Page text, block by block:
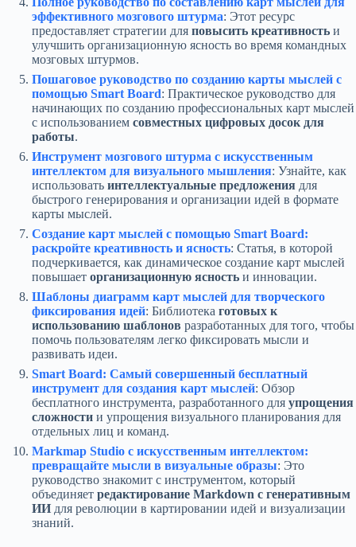
эффективного мозгового штурма: Этот ресурс
предоставляет стратегии для повысить креативность и
улучшить организационную ясность во время командных
мозговых штурмов.
Пошаговое руководство по созданию карты мыслей с
помощью Smart Board: Практическое руководство для
начинающих по созданию профессиональных карт мыслей
с использованием совместных цифровых досок для
работы.
Инструмент мозгового штурма с искусственным
интеллектом для визуального мышления: Узнайте, как
использовать интеллектуальные предложения для
быстрого генерирования и организации идей в формате
карты мыслей.
Создание карт мыслей с помощью Smart Board:
раскройте креативность и ясность: Статья, в которой
подчеркивается, как динамическое создание карт мыслей
повышает организационную ясность и инновации.
Шаблоны диаграмм карт мыслей для творческого
фиксирования идей: Библиотека готовых к
использованию шаблонов разработанных для того, чтобы
помочь пользователям легко фиксировать мысли и
развивать идеи.
Smart Board: Самый совершенный бесплатный
инструмент для создания карт мыслей: Обзор
бесплатного инструмента, разработанного для упрощения
сложности и упрощения визуального планирования для
отдельных лиц и команд.
Markmap Studio с искусственным интеллектом:
превращайте мысли в визуальные образы: Это
руководство знакомит с инструментом, который
объединяет редактирование Markdown с генеративным
ИИ для революции в картировании идей и визуализации
знаний.